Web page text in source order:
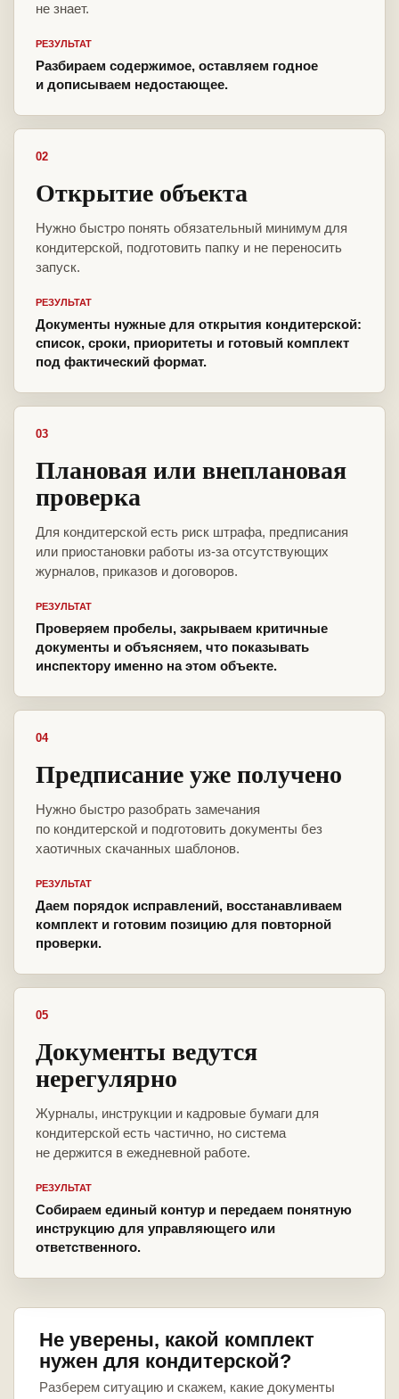
не знает.
РЕЗУЛЬТАТ
Разбираем содержимое, оставляем годное
и дописываем недостающее.
02
Открытие объекта
Нужно быстро понять обязательный минимум для
кондитерской, подготовить папку и не переносить
запуск.
РЕЗУЛЬТАТ
Документы нужные для открытия кондитерской:
список, сроки, приоритеты и готовый комплект
под фактический формат.
03
Плановая или внеплановая
проверка
Для кондитерской есть риск штрафа, предписания
или приостановки работы из-за отсутствующих
журналов, приказов и договоров.
РЕЗУЛЬТАТ
Проверяем пробелы, закрываем критичные
документы и объясняем, что показывать
инспектору именно на этом объекте.
04
Предписание уже получено
Нужно быстро разобрать замечания
по кондитерской и подготовить документы без
хаотичных скачанных шаблонов.
РЕЗУЛЬТАТ
Даем порядок исправлений, восстанавливаем
комплект и готовим позицию для повторной
проверки.
05
Документы ведутся
нерегулярно
Журналы, инструкции и кадровые бумаги для
кондитерской есть частично, но система
не держится в ежедневной работе.
РЕЗУЛЬТАТ
Собираем единый контур и передаем понятную
инструкцию для управляющего или
ответственного.
Не уверены, какой комплект
нужен для кондитерской?
Разберем ситуацию и скажем, какие документы